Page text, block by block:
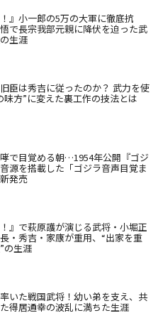
！』小一郎の5万の大軍に徹底抗
で長宗我部元親に降伏を迫った武
生涯
臣は秀吉に従ったのか？ 武力を使
味方”に変えた裏工作の技法とは
で目覚める朝…1954年公開『ゴジ
源を搭載した「ゴジラ音声目覚ま
発売
！』で萩原護が演じる武将・小堀正
・秀吉・家康が重用、“出家を重
の生涯
いた戦国武将！幼い弟を支え、共
得居通幸の波乱に満ちた生涯